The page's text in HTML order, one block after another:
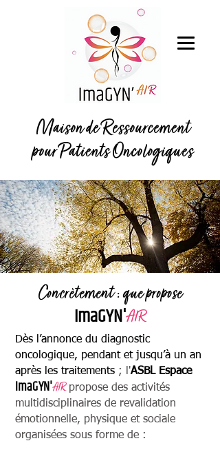
Maison de Ressourcement
pour Patients Oncologiques
Concrètement : que propose
ImaGYN'AIR
Dès l’annonce du diagnostic
oncologique, pendant et jusqu’à un an
après les traitements ; l'ASBL Espace
ImaGYN'AIRpropose des activités
multidisciplinaires de revalidation
émotionnelle, physique et sociale
organisées sous forme de :